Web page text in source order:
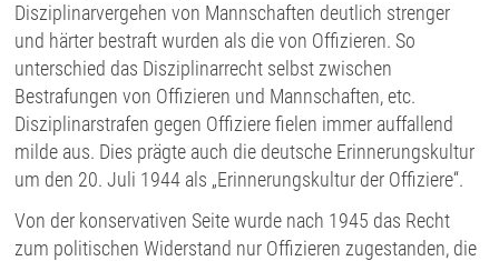
Disziplinarvergehen von Mannschaften deutlich strenger
und härter bestraft wurden als die von Offizieren. So
unterschied das Disziplinarrecht selbst zwischen
Bestrafungen von Offizieren und Mannschaften, etc.
Disziplinarstrafen gegen Offiziere fielen immer auffallend
milde aus. Dies prägte auch die deutsche Erinnerungskultur
um den 20. Juli 1944 als „Erinnerungskultur der Offiziere“.
Von der konservativen Seite wurde nach 1945 das Recht
zum politischen Widerstand nur Offizieren zugestanden, die